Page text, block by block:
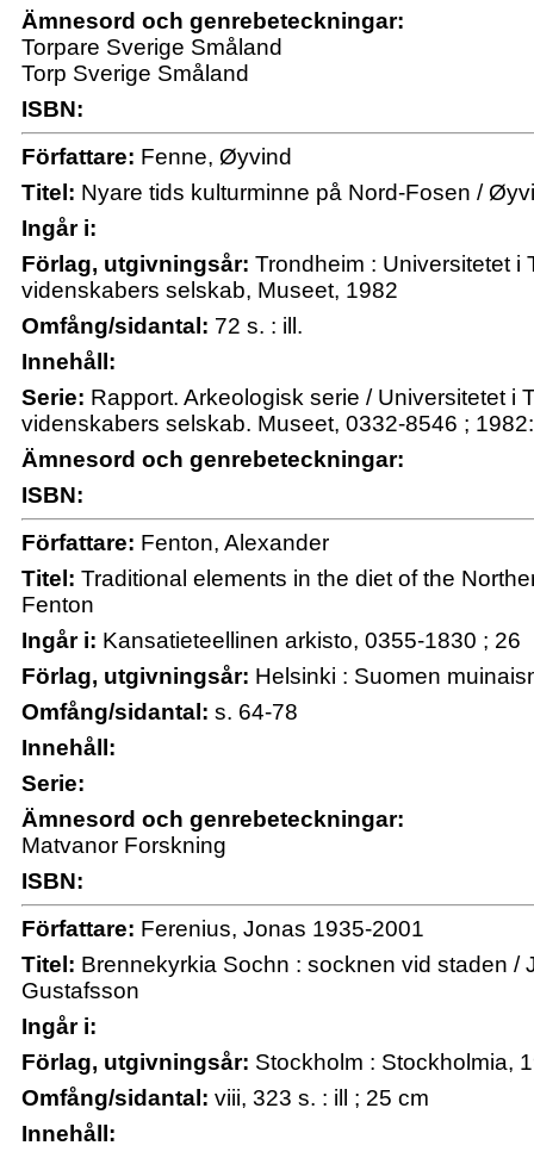
Ämnesord och genrebeteckningar:
Torpare Sverige Småland
Torp Sverige Småland
ISBN:
Författare: Fenne, Øyvind
Titel: Nyare tids kulturminne på Nord-Fosen /
Ingår i:
Förlag, utgivningsår: Trondheim : Universitetet i
videnskabers selskab, Museet, 1982
Omfång/sidantal: 72 s. : ill.
Innehåll:
Serie: Rapport. Arkeologisk serie / Universitetet i
videnskabers selskab. Museet, 0332-8546 ;
Ämnesord och genrebeteckningar:
ISBN:
Författare: Fenton, Alexander
Titel: Traditional elements in the diet of the
Fenton
Ingår i: Kansatieteellinen arkisto, 0355-1830 ; 26
Förlag, utgivningsår: Helsinki : Suomen
Omfång/sidantal: s. 64-78
Innehåll:
Serie:
Ämnesord och genrebeteckningar:
Matvanor Forskning
ISBN:
Författare: Ferenius, Jonas 1935-2001
Titel: Brennekyrkia Sochn : socknen vid staden /
Gustafsson
Ingår i:
Förlag, utgivningsår: Stockholm : Stockholmia,
Omfång/sidantal: viii, 323 s. : ill ; 25 cm
Innehåll: